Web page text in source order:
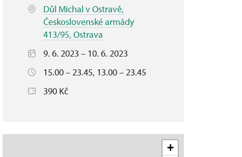
Důl Michal v Ostravě,
Československé armády
413/95, Ostrava
9. 6. 2023 – 10. 6. 2023
15.00 – 23.45, 13.00 – 23.45
390 Kč
+